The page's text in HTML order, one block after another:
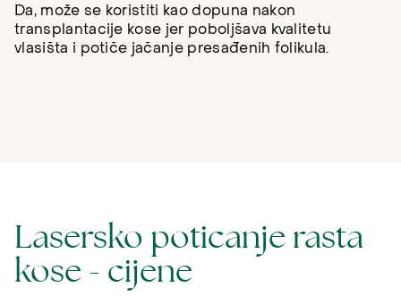
Da, može se koristiti kao dopuna nakon
transplantacije kose jer poboljšava kvalitetu
vlasišta i potiče jačanje presađenih folikula.
Lasersko poticanje rasta
kose - cijene